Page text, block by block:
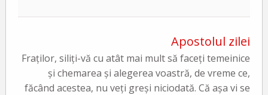
Apostolul zilei
Fraților, siliți-vă cu atât mai mult să faceți temeinice
și chemarea și alegerea voastră, de vreme ce,
făcând acestea, nu veți greși niciodată. Că așa vi se